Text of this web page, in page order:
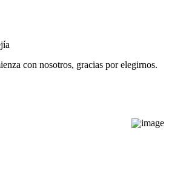
con nosotros, gracias por elegirnos.